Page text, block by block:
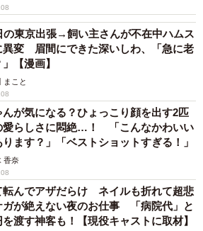
の東京出張→飼い主さんが不在中ハムス
異変 眉間にできた深いしわ、「急に老
【漫画】
まこと
んが気になる？ひょっこり顔を出す2匹
愛らしさに悶絶…！ 「こんなかわいい
ます？」「ベストショットすぎる！」
香奈
転んでアザだらけ ネイルも折れて超悲
が絶えない夜のお仕事 「病院代」と
渡す神客も！【現役キャストに取材】